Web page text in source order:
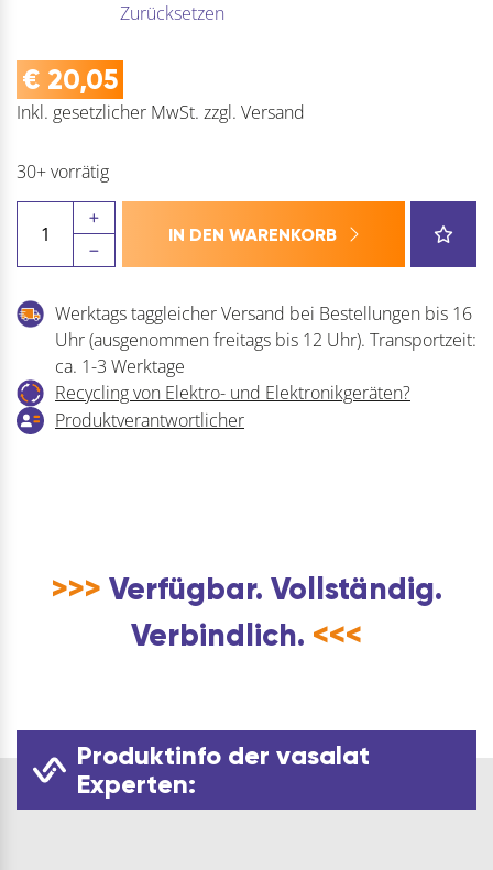
Zurücksetzen
€ 20,05
Inkl. gesetzlicher MwSt. zzgl. Versand
30+ vorrätig
Griffleiste
Grande
IN DEN WARENKORB
Werktags taggleicher Versand bei Bestellungen bis 16
Uhr (ausgenommen freitags bis 12 Uhr). Transportzeit:
ca. 1-3 Werktage
Recycling von Elektro- und Elektronikgeräten?
Produktverantwortlicher
>>> Verfügbar. Vollständig.
Verbindlich. <<<
Produktinfo der vasalat
Experten: